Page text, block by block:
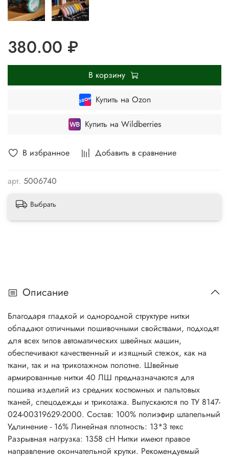
В избранное Добавить в сравнение
арт. 5006740
380.00 ₽
В корзину
Купить на Ozon
Купить на Wildberries
Выбрать
Описание
Благодаря гладкой и однородной структуре нитки
обладают отличными пошивочными свойствами, подходят
для всех типов автоматических швейных машин,
обеспечивают качественный и изящный стежок, как на
ткани, так и на трикотажном полотне. Швейные
армированные нитки 40 ЛШ предназначаются для
пошива изделий из средних костюмных и пальтовых
тканей, спецодежды и трикотажа. Выпускаются по ТУ 8147-
024-00319629-2000. Состав: 100% полиэфир штапельный
Удлинение - 16% Линейная плотность: 13*3 текс
Разрывная нагрузка: 1358 сН Нитки имеют правое
направление окончательной крутки. Рекомендуемый